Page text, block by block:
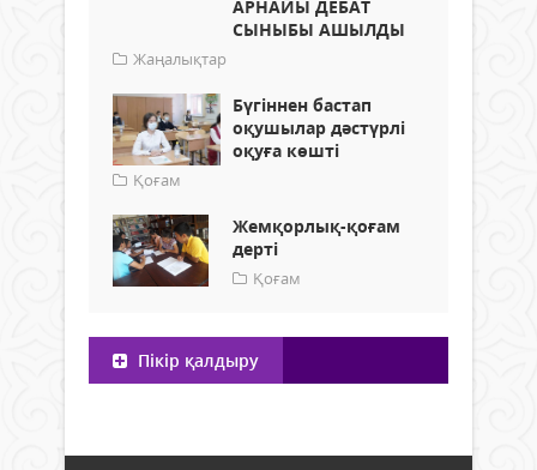
АРНАЙЫ ДЕБАТ
СЫНЫБЫ АШЫЛДЫ
Жаңалықтар
Бүгіннен бастап
оқушылар дәстүрлі
оқуға көшті
Қоғам
Жемқорлық-қоғам
дерті
Қоғам
Пікір қалдыру